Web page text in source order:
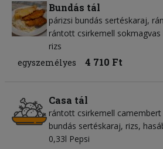
Bundás tál
párizsi bundás sertéskaraj,
rántott csirkemell sokmagvas
rizs
egyszemélyes
4 710 Ft
Casa tál
rántott csirkemell
bundás sertéskaraj, rizs,
0,33l Pepsi